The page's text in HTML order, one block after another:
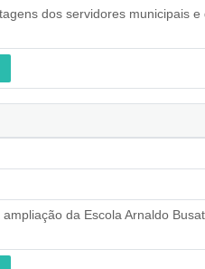
dos servidores municipais e
da Escola Arnaldo